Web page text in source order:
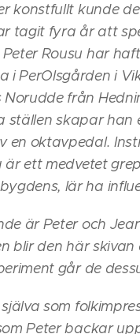
konstfullt kunde
tagit fyra år att
Rousu har
i PerOlsgården i
Norudde från
ställen skapar
en oktavpedal.
ett medvetet
lär ha
är Peter och
blir den här
går de
som
Peter backar